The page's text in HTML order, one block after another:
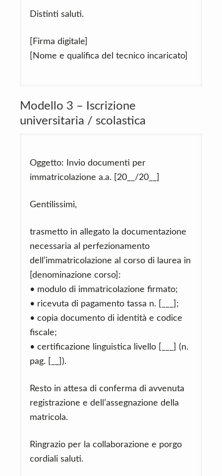
Distinti saluti.
[Firma digitale]
[Nome e qualifica del tecnico incaricato]
Modello 3 – Iscrizione
universitaria / scolastica
Oggetto: Invio documenti per
immatricolazione a.a. [20__/20__]
Gentilissimi,
trasmetto in allegato la documentazione
necessaria al perfezionamento
dell’immatricolazione al corso di laurea in
[denominazione corso]:
• modulo di immatricolazione firmato;
• ricevuta di pagamento tassa n. [___];
• copia documento di identità e codice
fiscale;
• certificazione linguistica livello [___] (n.
pag. [__]).
Resto in attesa di conferma di avvenuta
registrazione e dell’assegnazione della
matricola.
Ringrazio per la collaborazione e porgo
cordiali saluti.